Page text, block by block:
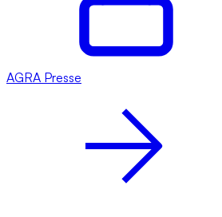
AGRA Presse